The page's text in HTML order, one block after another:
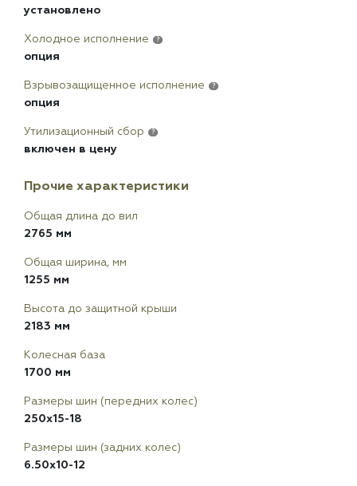
установлено
Холодное исполнение ?
опция
Взрывозащищенное исполнение ?
опция
Утилизационный сбор ?
включен в цену
Прочие характеристики
Общая длина до вил
2765 мм
Общая ширина, мм
1255 мм
Высота до защитной крыши
2183 мм
Колесная база
1700 мм
Размеры шин (передних колес)
250x15-18
Размеры шин (задних колес)
6.50x10-12